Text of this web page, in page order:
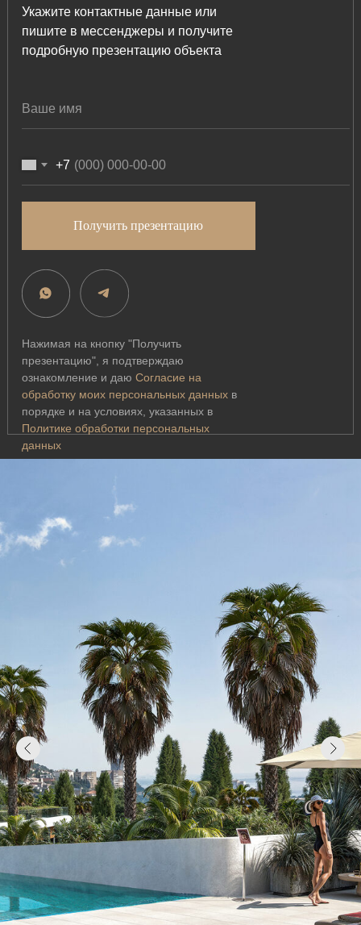
Укажите контактные данные или
пишите в мессенджеры и получите
подробную презентацию объекта
Нажимая на кнопку "Получить
презентацию", я подтверждаю
ознакомление и даю Согласие на
обработку моих персональных данныхв
порядке и на условиях, указанных в
Политике обработки персональных
данных
+7
Получить презентацию